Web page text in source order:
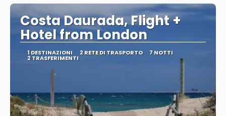
Costa Daurada, Flight +
Hotel from London
1 DESTINAZIONI 2 RETE DI TRASPORTO 7 NOTTI
2 TRASFERIMENTI